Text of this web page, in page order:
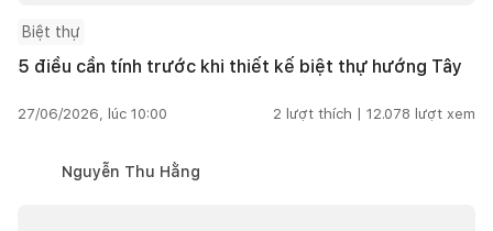
Biệt thự
5 điều cần tính trước khi thiết kế biệt thự hướng Tây
27/06/2026, lúc 10:00 2 lượt thích | 12.078 lượt xem
Nguyễn Thu Hằng